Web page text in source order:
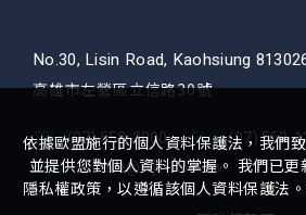
No.30, Lisin Road, Kaohsiung
高雄市左營區立信路30號
TEL (07) 558-2000 FAX (07) 558-
MAIL service@nijin.com.tw
依據歐盟施行的個人資料保護法，我們
並提供您對個人資料的掌握。 我們已
隱私權政策，以遵循該個人資料保護法